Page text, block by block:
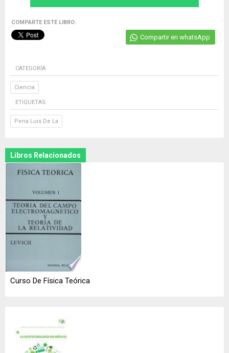
COMPARTE ESTE LIBRO:
Compartir en whatsApp
CATEGORÍA
Ciencia
ETIQUETAS:
Pena Luis De La
Libros Relacionados
Curso De Física Teórica